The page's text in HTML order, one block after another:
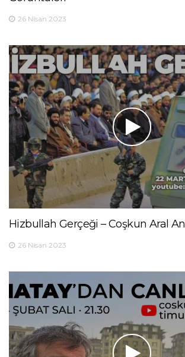
26 Nisan 2023
Hizbullah Gerçeği – Coşkun Aral
26 Nisan 2023